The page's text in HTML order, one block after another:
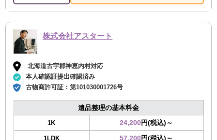
株式会社アスタート
北海道古宇郡神恵内村対応
本人確認証提出確認済み
古物商許可証：第101030001726号
遺品整理の基本料金
1K 24,200円(税込)～
1LDK 57,200円(税込)～